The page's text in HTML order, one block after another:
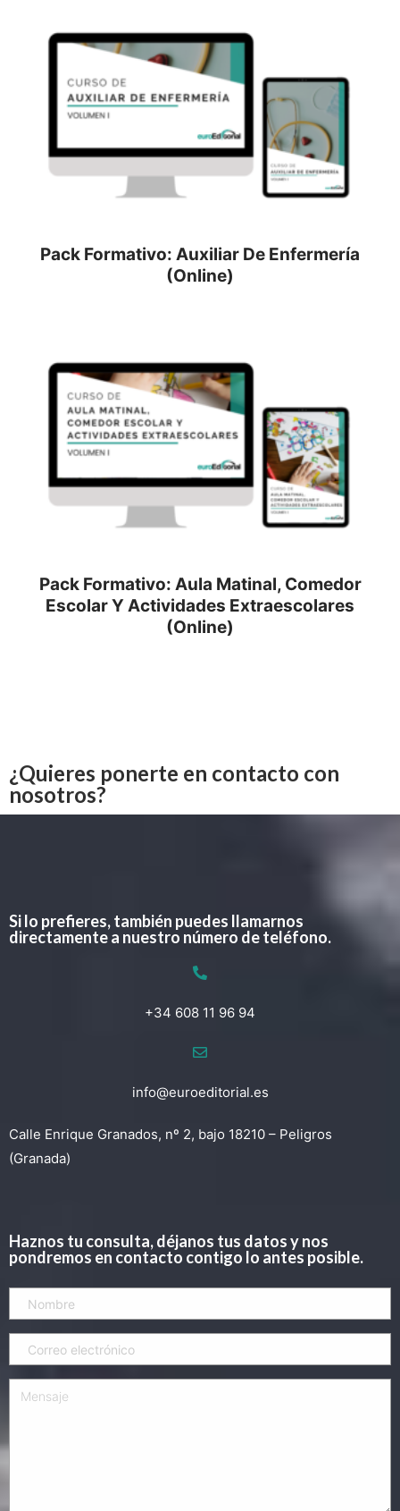
Pack Formativo: Auxiliar De Enfermería
(Online)
Pack Formativo: Aula Matinal, Comedor
Escolar Y Actividades Extraescolares
(Online)
¿Quieres ponerte en contacto con
nosotros?
Si lo prefieres, también puedes llamarnos
directamente a nuestro número de teléfono.
+34 608 11 96 94
info@euroeditorial.es
Calle Enrique Granados, nº 2, bajo 18210 – Peligros
(Granada)
Haznos tu consulta, déjanos tus datos y nos
pondremos en contacto contigo lo antes posible.